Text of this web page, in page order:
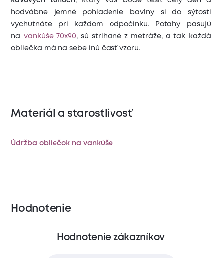
hodvábne jemné pohladenie bavlny si do sýtosti
vychutnáte pri každom odpočinku. Poťahy pasujú
na vankúše 70x90, sú strihané z metráže, a tak každá
obliečka má na sebe inú časť vzoru.
Materiál a starostlivosť
Údržba obliečok na vankúše
Hodnotenie
Hodnotenie zákazníkov